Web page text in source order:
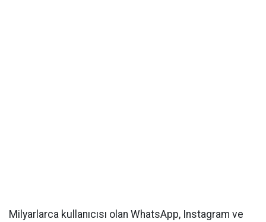
Milyarlarca kullanıcısı olan WhatsApp, Instagram ve